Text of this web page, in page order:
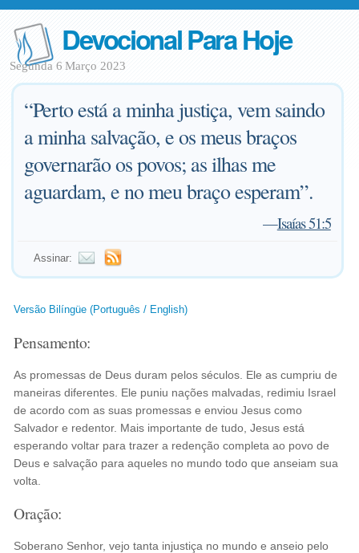
Devocional Para Hoje
Segunda 6 Março 2023
“Perto está a minha justiça, vem saindo
a minha salvação, e os meus braços
governarão os povos; as ilhas me
aguardam, e no meu braço esperam”.
—Isaías 51:5
Assinar:
Versão Bilíngüe (Português / English)
Pensamento:
As promessas de Deus duram pelos séculos. Ele as cumpriu de
maneiras diferentes. Ele puniu nações malvadas, redimiu Israel
de acordo com as suas promessas e enviou Jesus como
Salvador e redentor. Mais importante de tudo, Jesus está
esperando voltar para trazer a redenção completa ao povo de
Deus e salvação para aqueles no mundo todo que anseiam sua
volta.
Oração:
Soberano Senhor, vejo tanta injustiça no mundo e anseio pelo